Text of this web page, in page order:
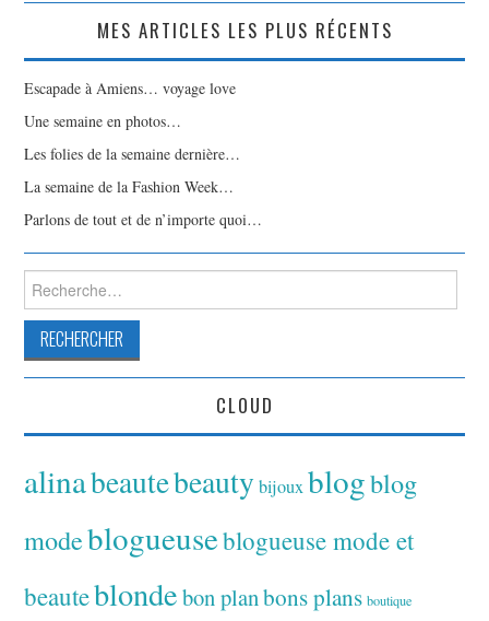
MES ARTICLES LES PLUS RÉCENTS
Escapade à Amiens… voyage love
Une semaine en photos…
Les folies de la semaine dernière…
La semaine de la Fashion Week…
Parlons de tout et de n’importe quoi…
CLOUD
alinabeautebeauty bijoux blogblog
modeblogueuseblogueuse mode et
beauteblondebon planbons plans boutique